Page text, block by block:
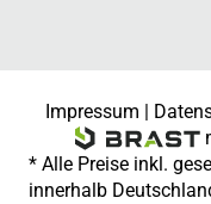
Impressum |
* Alle Preise inkl.
innerhalb